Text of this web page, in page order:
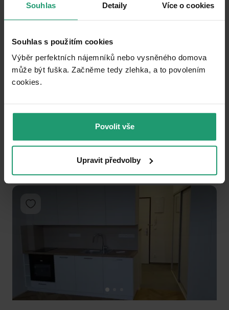
Souhlas Detaily Více o cookies
Souhlas s použitím cookies
Výběr perfektních nájemníků nebo vysněného domova
může být fuška. Začněme tedy zlehka, a to povolením
cookies.​
Povolit vše
Upravit předvolby
1
FLAT TO RENT
Studio 20 m²
Public transport 1 minute of walking • Equipped • Lift • Balcony 2
15000 750 / m²
1
Add to favorites